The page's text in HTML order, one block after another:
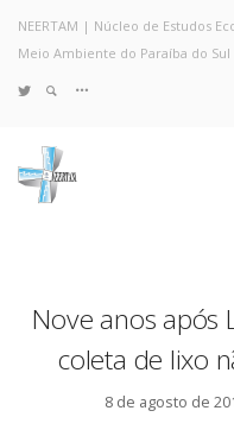
Resultados
Coleta no
Grupo de
NEERTAM | Núcleo de Estudos
Meio Ambiente do Paraíba do Sul
Nove anos após
coleta de lixo
8 de agosto de